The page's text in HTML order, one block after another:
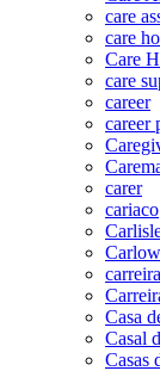
care
care
Care
care
career
career
carer
cariaco
Carlow
carreira
Casa
Casal
Casas